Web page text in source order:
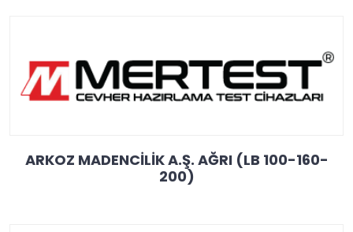
ARKOZ MADENCİLİK A.Ş. AĞRI (LB 100-160-
200)